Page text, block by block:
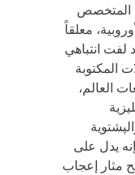
المتخصص
معلقاً
لفت انتباهي
المكتوبة
العالم،
يدل على
مثار إعجاب